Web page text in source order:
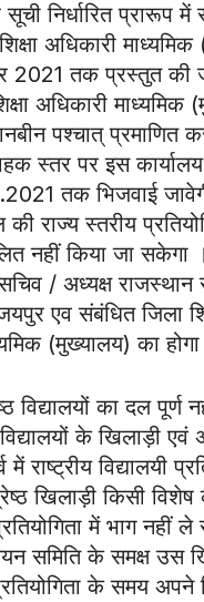
निर्धारित प्रारूप में
अधिकारी
2021 तक प्रस्तुत की
अधिकारी माध्यमिक
पश्चात् प्रमाणित
स्तर पर इस
तक भिजवाई
राज्य स्तरीय
नहीं किया जा सकेगा
सचिव / अध्यक्ष राजस्थान
एव संबंधित जिला
(मुख्यालय) का
विद्यालयों का दल पूर्ण
के खिलाड़ी एवं
में राष्ट्रीय विद्यालयी
खिलाड़ी किसी
में भाग नहीं
समिति के समक्ष उस
के समय अपने